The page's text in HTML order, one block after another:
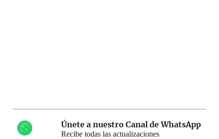
Únete a nuestro Canal de WhatsApp
Recibe todas las actualizaciones